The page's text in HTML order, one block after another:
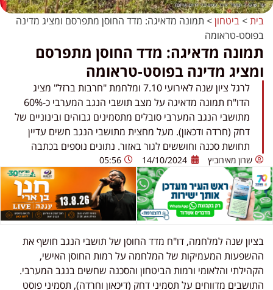
בית>ביטחון> תמונה מדאיגה: מדד החוסן מתפרסם ומציג מדינה
בפוסט-טראומה
תמונה מדאיגה: מדד החוסן מתפרסם
ומציג מדינה בפוסט-טראומה
לרגל ציון שנה לאירועי 7.10 ומלחמת "חרבות ברזל" מציג
הדו"ח תמונה מדאיגה על מצב תושבי הנגב המערבי כ-60%
מתושבי הנגב המערבי סובלים מתסמינים גבוהים ובינוניים של
דחק (חרדה ודכאון). מעל מחצית מתושבי הנגב חשים עדיין
תחושת סכנה וחוששים לגור באזור. נתונים נוספים בכתבה
שרון מאירוביץ 14/10/2024
05:56
בציון שנה למלחמה, דו"ח מדד החוסן של תושבי הנגב חושף את
ההשפעות המעמיקות של המלחמה על רמות החוסן האישי,
הקהילתי והלאומי ורמות הביטחון והסכנה שחשים בנגב המערבי.
התושבים מדווחים על תסמיני דחק (דיכאון וחרדה), תסמיני פוסט